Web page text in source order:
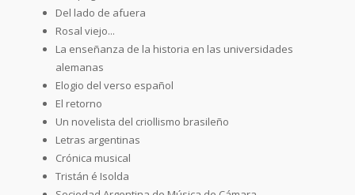
Del lado de afuera
Rosal viejo...
La enseñanza de la historia en las universidades
alemanas
Elogio del verso español
El retorno
Un novelista del criollismo brasileño
Letras argentinas
Crónica musical
Tristán é Isolda